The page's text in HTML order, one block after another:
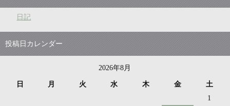
日記
投稿日カレンダー
2026年8月
日 月 火 水 木 金 土
1